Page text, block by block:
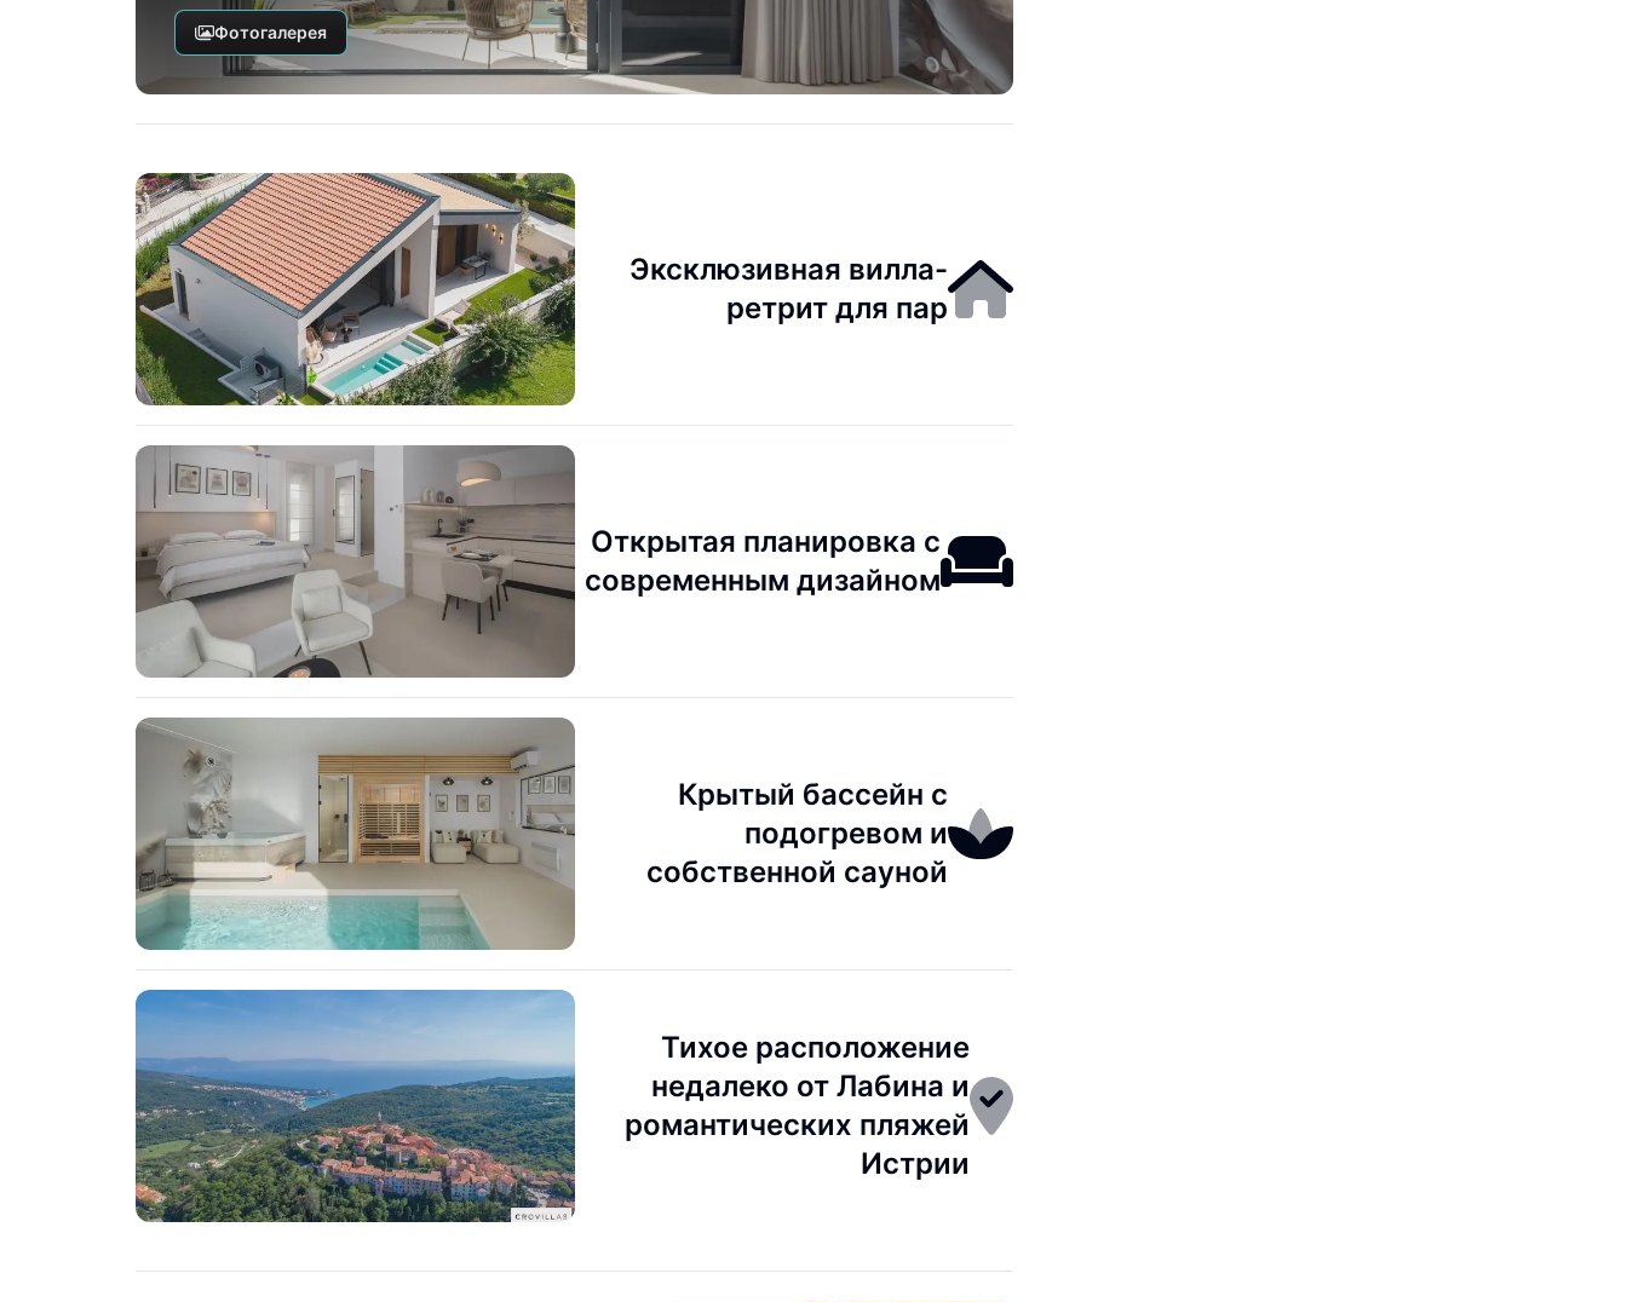
Фотогалерея
Эксклюзивная вилла-
ретрит для пар
Открытая планировка с
современным дизайном
Крытый бассейн с
подогревом и
собственной сауной
Тихое расположение
недалеко от Лабина и
романтических пляжей
Истрии